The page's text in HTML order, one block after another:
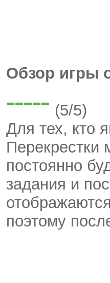
Обзор игры
(5/5)
Для тех, кто
Перекрестки
постоянно
задания и
поэтому